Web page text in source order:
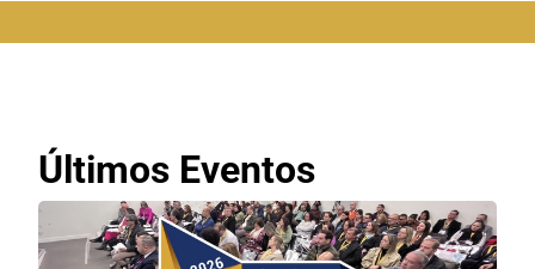
Últimos Eventos